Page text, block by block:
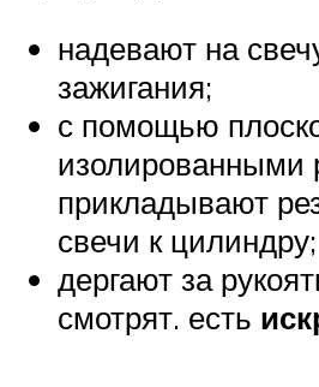
надевают на
зажигания;
с помощью
изолированными
прикладывают
свечи к цилиндру;
дергают за
смотрят. есть